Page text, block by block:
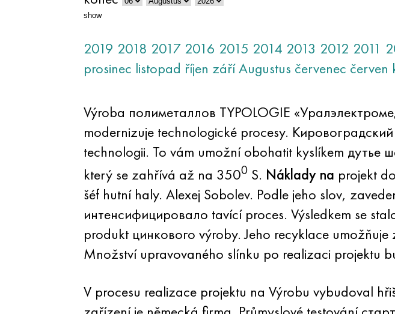
show
2019 2018 2017 2016 2015 2014 2013 2012 2011
prosinec listopad říjen záříAugustus červenec červen
Výroba полиметаллов TYPOLOGIE
modernizuje technologické procesy.
technologii. To vám umožní obohatit kyslíkem
který se zahřívá až na 3500S. Náklady na projekt
šéf hutní haly. Alexej Sobolev. Podle jeho slov,
интенсифицировало tavící proces. Výsledkem se
produkt цинкового výroby. Jeho recyklace
Množství upravovaného slínku po realizaci projektu
V procesu realizace projektu na Výrobu vybudoval